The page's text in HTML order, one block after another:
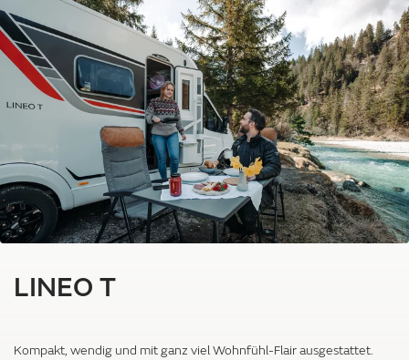
LINEO T
Kompakt, wendig und mit ganz viel Wohnfühl-Flair ausgestattet.